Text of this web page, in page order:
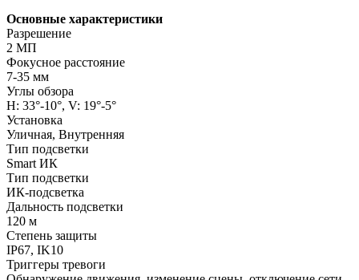
Основные характеристики
Разрешение
2 МП
Фокусное расстояние
7-35 мм
Углы обзора
H: 33°-10°, V: 19°-5°
Установка
Уличная, Внутренняя
Тип подсветки
Smart ИК
Тип подсветки
ИК-подсветка
Дальность подсветки
120 м
Степень защиты
IP67, IK10
Триггеры тревоги